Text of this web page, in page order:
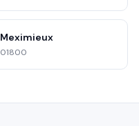
Meximieux
01800